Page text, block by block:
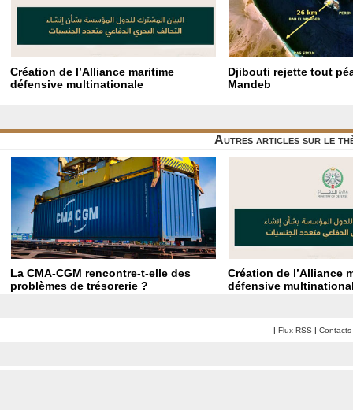
Création de l’Alliance maritime
défensive multinationale
Djibouti rejette tout
Mandeb
Autres articles sur le
La CMA-CGM rencontre-t-elle des
problèmes de trésorerie ?
Création de l’Alliance
défensive
| Flux RSS | Contacts